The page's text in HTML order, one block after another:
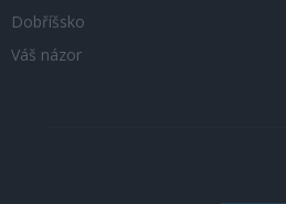
Dobříšsko
Váš názor